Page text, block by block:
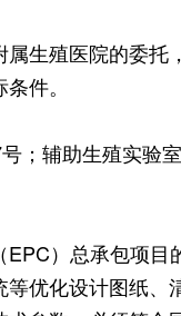
生殖医院的委
件。
；辅助生殖实验
）总承包项
优化设计图纸